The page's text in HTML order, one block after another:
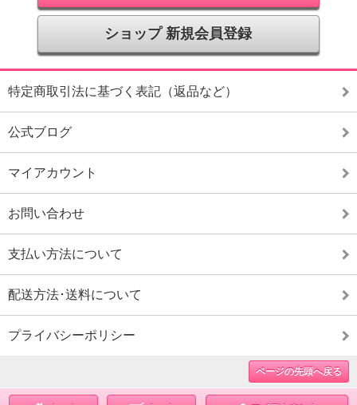
ショップ 新規会員登録
特定商取引法に基づく表記（返品など）
公式ブログ
マイアカウント
お問い合わせ
支払い方法について
配送方法･送料について
プライバシーポリシー
ページの先頭へ戻る